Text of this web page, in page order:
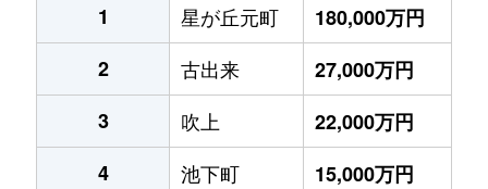
1
星が丘元町
180,000万円
2
古出来
27,000万円
3
吹上
22,000万円
4
池下町
15,000万円